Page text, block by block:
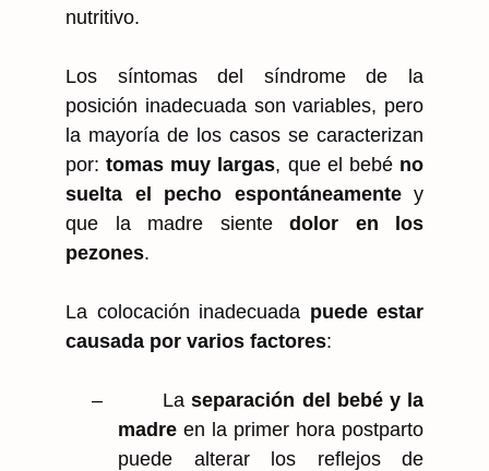
nutritivo.
Los síntomas del síndrome de la
posición inadecuada son variables, pero
la mayoría de los casos se caracterizan
por:tomas muy largas, que el bebé no
suelta el pecho espontáneamentey
que la madre siente dolor en los
pezones.
La colocación inadecuada puede estar
causada por varios factores:
– Laseparación del bebé y la
madre en la primer hora postparto
puede alterar los reflejos de